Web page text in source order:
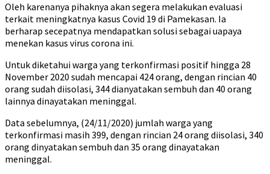
Oleh karenanya pihaknya akan segera melakukan evaluasi
terkait meningkatnya kasus Covid 19 di Pamekasan. Ia
berharap secepatnya mendapatkan solusi sebagai uapaya
menekan kasus virus corona ini.
Untuk diketahui warga yang terkonfirmasi positif hingga 28
November 2020 sudah mencapai 424 orang, dengan rincian 40
orang sudah diisolasi, 344 dianyatakan sembuh dan 40 orang
lainnya dinayatakan meninggal.
Data sebelumnya, (24/11/2020) jumlah warga yang
terkonfirmasi masih 399, dengan rincian 24 orang diisolasi, 340
orang dinyatakan sembuh dan 35 orang dinayatakan
meninggal.